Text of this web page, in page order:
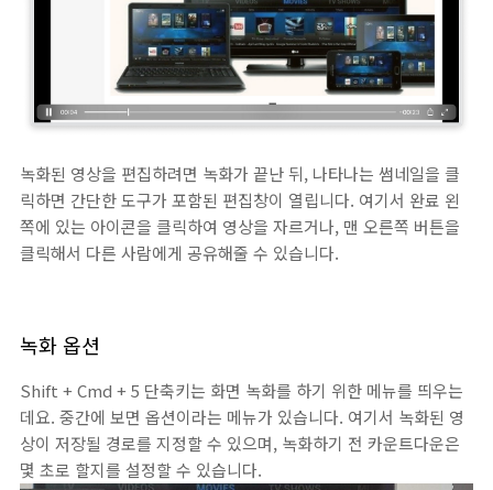
녹화된 영상을 편집하려면 녹화가 끝난 뒤, 나타나는 썸네일을 클
릭하면 간단한 도구가 포함된 편집창이 열립니다. 여기서 완료 왼
쪽에 있는 아이콘을 클릭하여 영상을 자르거나, 맨 오른쪽 버튼을
클릭해서 다른 사람에게 공유해줄 수 있습니다.
녹화 옵션
Shift + Cmd + 5 단축키는 화면 녹화를 하기 위한 메뉴를 띄우는
데요. 중간에 보면 옵션이라는 메뉴가 있습니다. 여기서 녹화된 영
상이 저장될 경로를 지정할 수 있으며, 녹화하기 전 카운트다운은
몇 초로 할지를 설정할 수 있습니다.